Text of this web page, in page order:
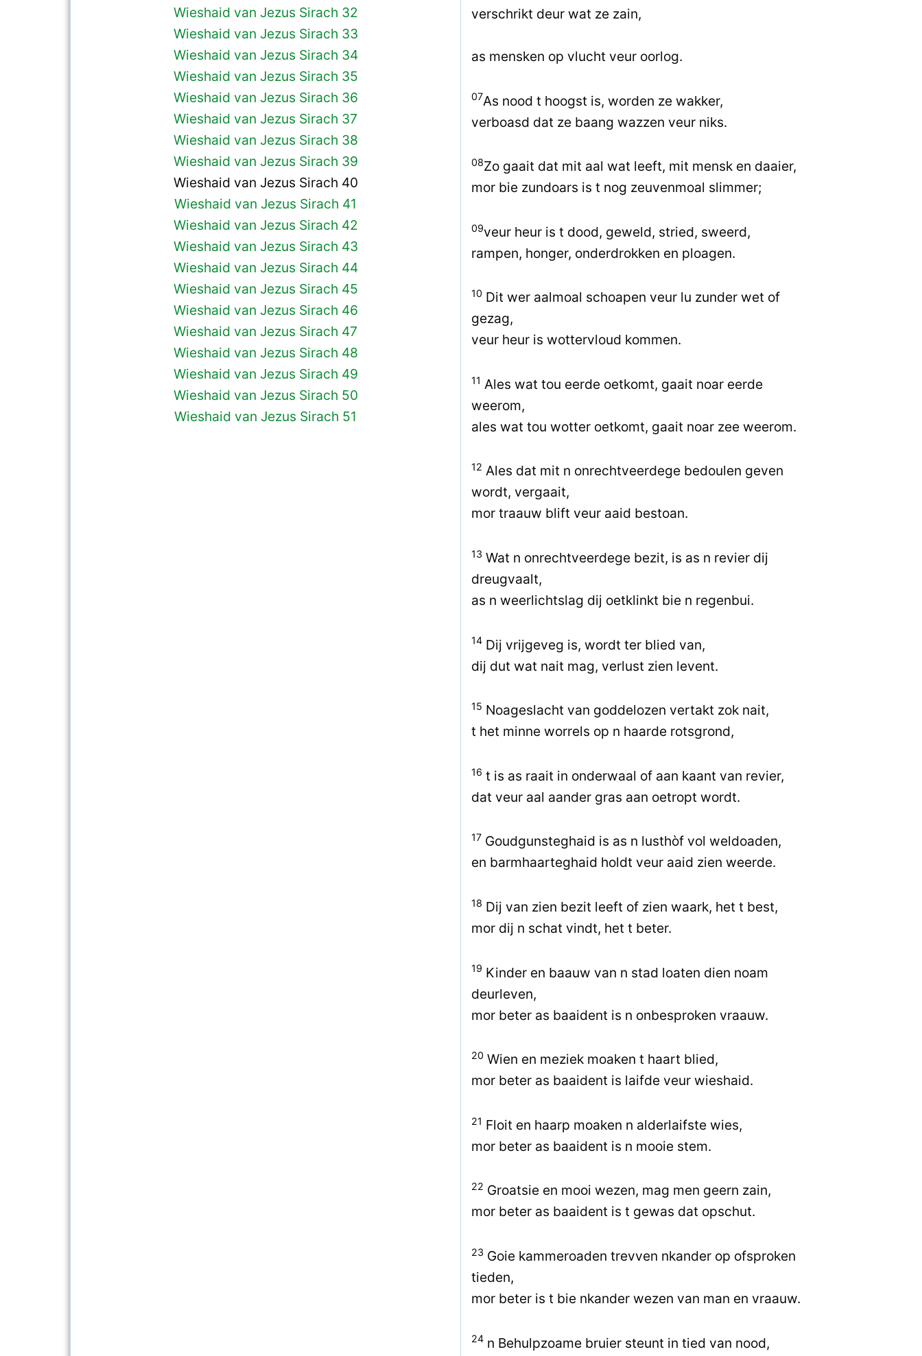
Wieshaid van Jezus Sirach 32
Wieshaid van Jezus Sirach 33
Wieshaid van Jezus Sirach 34
Wieshaid van Jezus Sirach 35
Wieshaid van Jezus Sirach 36
Wieshaid van Jezus Sirach 37
Wieshaid van Jezus Sirach 38
Wieshaid van Jezus Sirach 39
Wieshaid van Jezus Sirach 40
Wieshaid van Jezus Sirach 41
Wieshaid van Jezus Sirach 42
Wieshaid van Jezus Sirach 43
Wieshaid van Jezus Sirach 44
Wieshaid van Jezus Sirach 45
Wieshaid van Jezus Sirach 46
Wieshaid van Jezus Sirach 47
Wieshaid van Jezus Sirach 48
Wieshaid van Jezus Sirach 49
Wieshaid van Jezus Sirach 50
Wieshaid van Jezus Sirach 51
verschrikt deur wat ze zain,
as mensken op vlucht veur oorlog.
07As nood t hoogst is, worden ze wakker,
verboasd dat ze baang wazzen veur niks.
08Zo gaait dat mit aal wat leeft, mit mensk en daaier,
mor bie zundoars is t nog zeuvenmoal slimmer;
09veur heur is t dood, geweld, stried, sweerd,
rampen, honger, onderdrokken en ploagen.
10 Dit wer aalmoal schoapen veur lu zunder wet of
gezag,
veur heur is wottervloud kommen.
11 Ales wat tou eerde oetkomt, gaait noar eerde
weerom,
ales wat tou wotter oetkomt, gaait noar zee weerom.
12 Ales dat mit n onrechtveerdege bedoulen geven
wordt, vergaait,
mor traauw blift veur aaid bestoan.
13 Wat n onrechtveerdege bezit, is as n revier dij
dreugvaalt,
as n weerlichtslag dij oetklinkt bie n regenbui.
14 Dij vrijgeveg is, wordt ter blied van,
dij dut wat nait mag, verlust zien levent.
15 Noageslacht van goddelozen vertakt zok nait,
t het minne worrels op n haarde rotsgrond,
16 t is as raait in onderwaal of aan kaant van revier,
dat veur aal aander gras aan oetropt wordt.
17 Goudgunsteghaid is as n lusthòf vol weldoaden,
en barmhaarteghaid holdt veur aaid zien weerde.
18 Dij van zien bezit leeft of zien waark, het t best,
mor dij n schat vindt, het t beter.
19 Kinder en baauw van n stad loaten dien noam
deurleven,
mor beter as baaident is n onbesproken vraauw.
20 Wien en meziek moaken t haart blied,
mor beter as baaident is laifde veur wieshaid.
21 Floit en haarp moaken n alderlaifste wies,
mor beter as baaident is n mooie stem.
22 Groatsie en mooi wezen, mag men geern zain,
mor beter as baaident is t gewas dat opschut.
23 Goie kammeroaden trevven nkander op ofsproken
tieden,
mor beter is t bie nkander wezen van man en vraauw.
24 n Behulpzoame bruier steunt in tied van nood,